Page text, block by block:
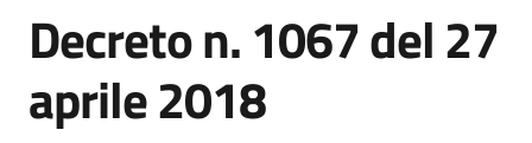
Decreto n. 1067 del 27
aprile 2018